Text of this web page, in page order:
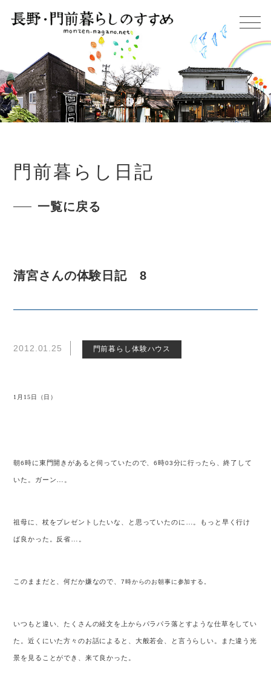
門前暮らし日記
一覧に戻る
清宮さんの体験日記 8
2012.01.25 門前暮らし体験ハウス
1月15日（日）
朝6時に東門開きがあると伺っていたので、6時03分に行ったら、終了して
いた。ガーン…
祖母に、杖をプレゼントしたいな、と思っていたのに … 。もっと早く行け
ば良かった。反省…
このままだと、何だか嫌なので、 7時からのお朝事に参加する。
いつもと違い、たくさんの経文を上からパラパラ落とすような仕草をしてい
た。近くにいた方々のお話によると、大般若会、と言うらしい。また違う光
景を見ることができ、来て良かった。